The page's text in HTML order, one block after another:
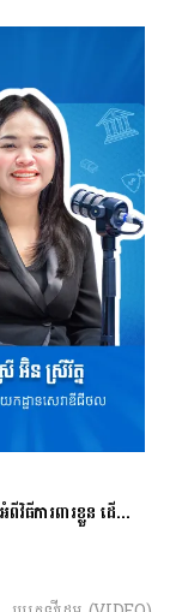
ស្វែងយល់បន្ថែមអំពីវិធីការពារខ្លួន ដើម្បីជៀសវាងពីការឆបោកតាមបច្ចេកវិទ្យាហិរញ្ញវត្ថុ!